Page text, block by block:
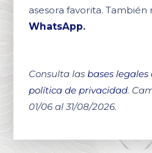
asesora favorita. También
WhatsApp.
Consulta las bases
política de privacidad.
01/06 al 31/08/2026.